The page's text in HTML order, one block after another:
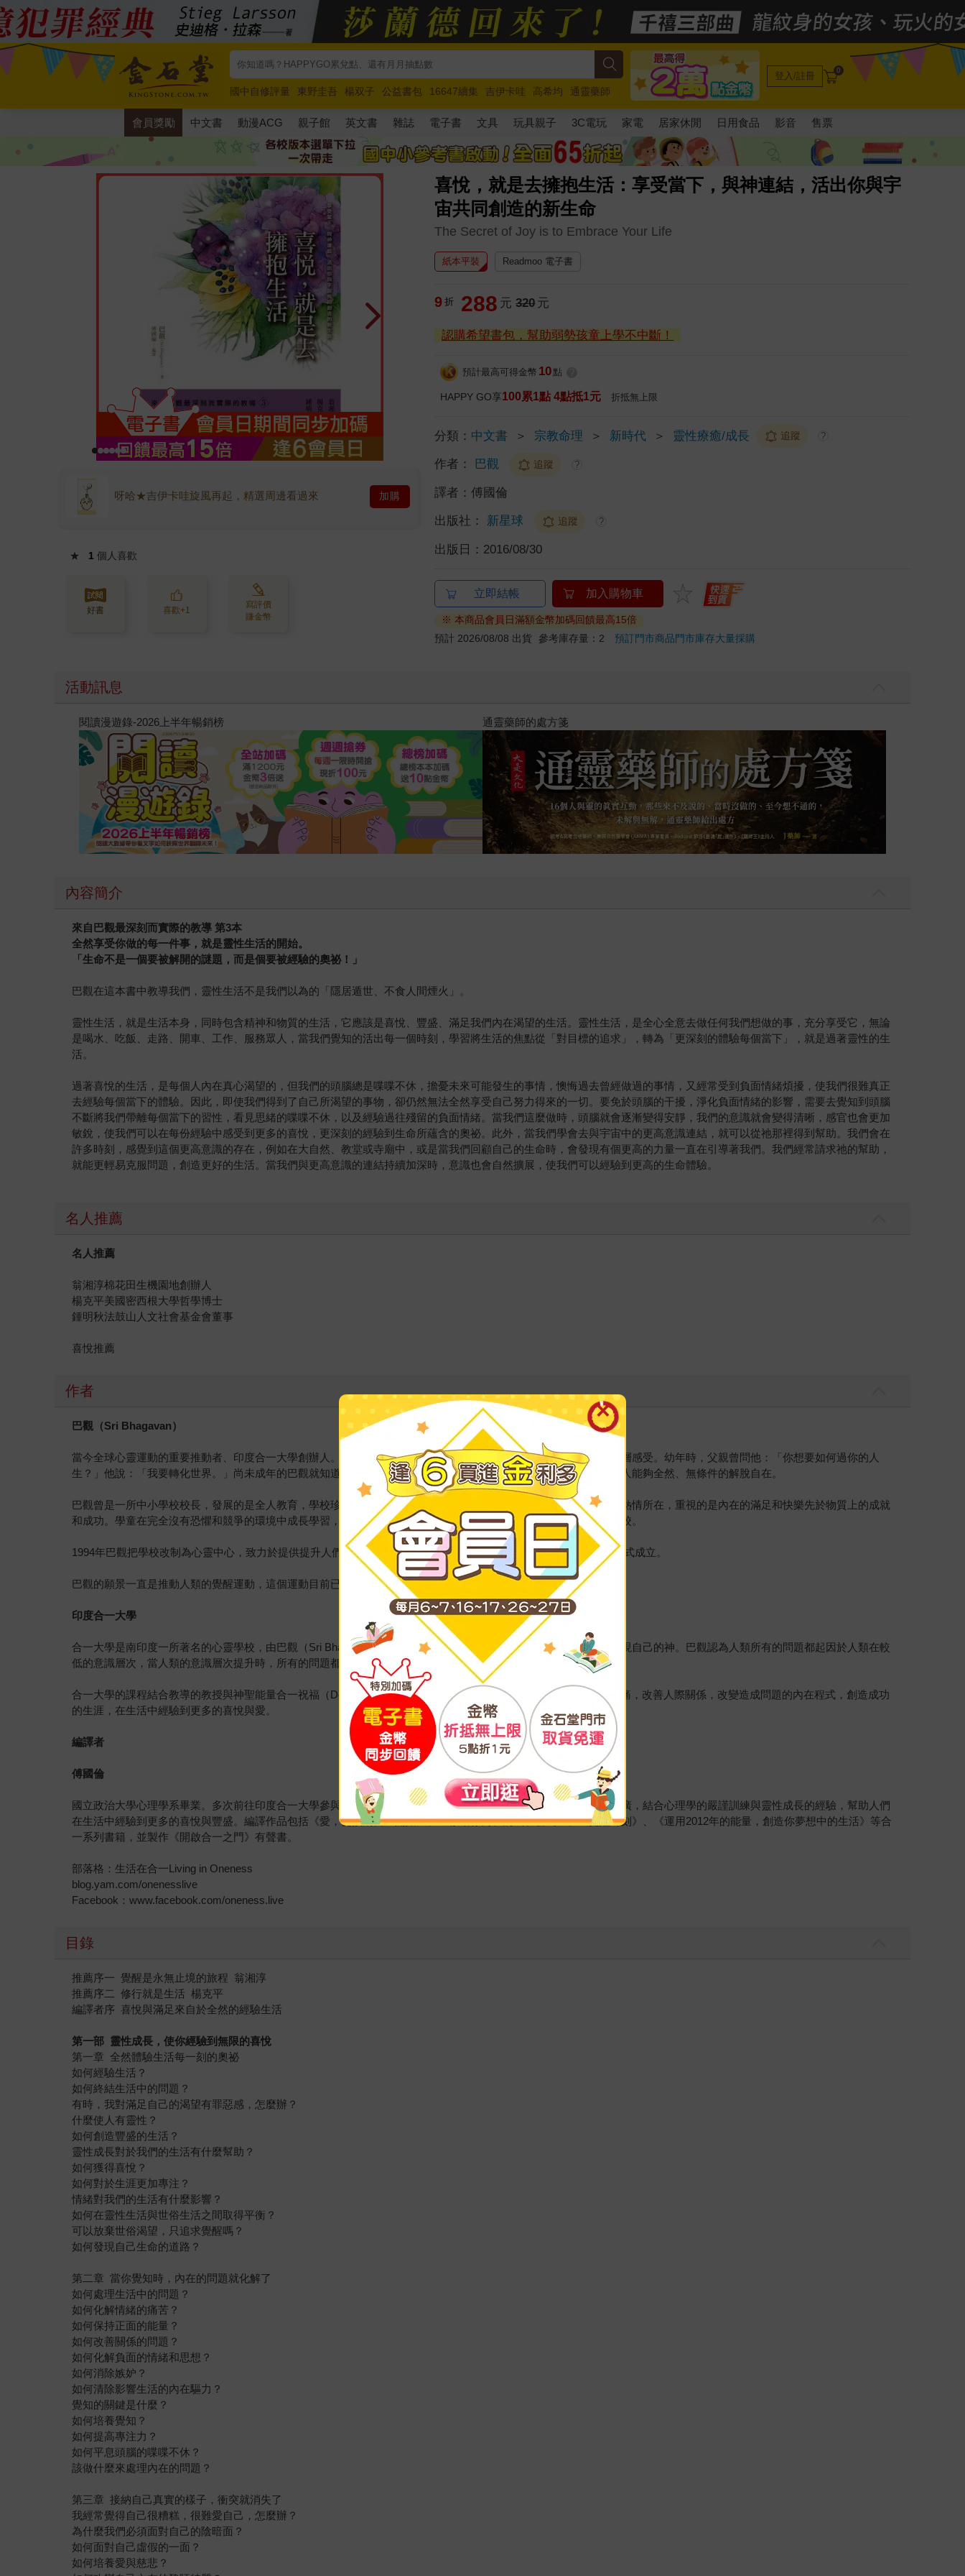
國中自修評量 東野圭吾 楊双子 公益書包 16647續集 吉伊卡哇 高希均
通靈藥師
唯紅花綻放
奧德賽 路邊攤新作 馬斯克 玩具總動員5 超慢跑
登入/註冊 0
會員獎勵 中文書 動漫ACG 親子館 英文書 雜誌 電子書 文具 玩具親子 3C電玩 家電 居家休閒 日用食品 影音 售票
喜悅，就是去擁抱生活：享受當下，與神連結，活出你與宇
宙共同創造的新生命
The Secret of Joy is to Embrace Your Life
呀哈★吉伊卡哇旋風再起，精選周邊看過來 加購
★ 1 個人喜歡
好書 喜歡+1
寫評價
賺金幣
紙本平裝 Readmoo 電子書
9 折 288 元 320 元
認購希望書包，幫助弱勢孩童上學不中斷！
預計最高可得金幣 10 點
HAPPY GO享100累1點 4點抵1元 折抵無上限
分類： 中文書 ＞ 宗教命理 ＞ 新時代 ＞ 靈性療癒/成長 追蹤 ?
作者： 巴觀 追蹤 ?
譯者：傅國倫
出版社： 新星球 追蹤 ?
出版日： 2016/08/30
立即結帳 加入購物車
※ 本商品會員日滿額金幣加碼回饋最高15倍
預計 2026/08/08 出貨 參考庫存量：2預訂門市商品門市庫存大量採購
活動訊息
閱讀漫遊錄-2026上半年暢銷榜 通靈藥師的處方箋
內容簡介
來自巴觀最深刻而實際的教導 第3本
全然享受你做的每一件事，就是靈性生活的開始。
「生命不是一個要被解開的謎題，而是個要被經驗的奧祕！」
巴觀在這本書中教導我們，靈性生活不是我們以為的「隱居遁世、不食人間煙火」。
靈性生活，就是生活本身，同時包含精神和物質的生活，它應該是喜悅、豐盛、滿足我們內在渴望的生活。靈性生活，是全心全意去做任何我們想做的事，充分享受它，無論
是喝水、吃飯、走路、開車、工作、服務眾人，當我們覺知的活出每一個時刻，學習將生活的焦點從「對目標的追求」，轉為「更深刻的體驗每個當下」，就是過著靈性的生
活。
過著喜悅的生活，是每個人內在真心渴望的，但我們的頭腦總是喋喋不休，擔憂未來可能發生的事情，懊悔過去曾經做過的事情，又經常受到負面情緒煩擾，使我們很難真正
去經驗每個當下的體驗。因此，即使我們得到了自己所渴望的事物，卻仍然無法全然享受自己努力得來的一切。要免於頭腦的干擾，淨化負面情緒的影響，需要去覺知到頭腦
不斷將我們帶離每個當下的習性，看見思緒的喋喋不休，以及經驗過往殘留的負面情緒。當我們這麼做時，頭腦就會逐漸變得安靜，我們的意識就會變得清晰，感官也會更加
敏銳，使我們可以在每份經驗中感受到更多的喜悅，更深刻的經驗到生命所蘊含的奧祕。此外，當我們學會去與宇宙中的更高意識連結，就可以從祂那裡得到幫助。我們會在
許多時刻，感覺到這個更高意識的存在，例如在大自然、教堂或寺廟中，或是當我們回顧自己的生命時，會發現有個更高的力量一直在引導著我們。我們經常請求祂的幫助，
就能更輕易克服問題，創造更好的生活。當我們與更高意識的連結持續加深時，意識也會自然擴展，使我們可以經驗到更高的生命體驗。
名人推薦
名人推薦
翁湘淳棉花田生機園地創辦人
楊克平美國密西根大學哲學博士
鍾明秋法鼓山人文社會基金會董事
喜悅推薦
作者
巴觀（Sri Bhagavan）
當今全球心靈運動的重要推動者、印度合一大學創辦人。巴觀出生在印度南部，兩、三歲時就經驗到與萬物合一的深層感受。幼年時，父親曾問他：「你想要如何過你的人
生？」他說：「我要轉化世界。」尚未成年的巴觀就知道自己的使命是要幫助人覺醒，要喚醒人進入合一意識中，使人能夠全然、無條件的解脫自在。
巴觀曾是一所中小學校校長，發展的是全人教育，學校珍視學童的生命多過於學業成績，專注於幫助學童發掘自身的熱情所在，重視的是內在的滿足和快樂先於物質上的成就
和成功。學童在完全沒有恐懼和競爭的環境中成長學習，學業成績卻也成為該地方唯一沒有人在國家考試中落榜的學校。
1994年巴觀把學校改制為心靈中心，致力於提供提升人們意識層次的課程。2002年國際性的靈性教育中心合一大學正式成立。
巴觀的願景一直是推動人類的覺醒運動，這個運動目前已在全球各地加速蔓延綻放。
印度合一大學
合一大學是南印度一所著名的心靈學校，由巴觀（Sri Bhagavan）在2002年創立。合一大學的宗旨是使人們覺醒與發現自己的神。巴觀認為人類所有的問題都起因於人類在較
低的意識層次，當人類的意識層次提升時，所有的問題都會自然得到解決。
合一大學的課程結合教導的教授與神聖能量合一祝福（Deeksha）的傳遞，幫助人們化解每個人內在的衝突，療癒傷痛，改善人際關係，改變造成問題的內在程式，創造成功
的生涯，在生活中經驗到更多的喜悅與愛。
編譯者
傅國倫
國立政治大學心理學系畢業。多次前往印度合一大學參與課程，經歷了深刻的成長和轉化。目前致力於合一教導的推廣，結合心理學的嚴謹訓練與靈性成長的經驗，幫助人們
在生活中經驗到更多的喜悅與豐盛。編譯作品包括《愛，從接納自己開始》、《啟動你內在的成功密碼》、《覺醒時刻》、《運用2012年的能量，創造你夢想中的生活》等合
一系列書籍，並製作《開啟合一之門》有聲書。
部落格：生活在合一Living in Oneness
blog.yam.com/onenesslive
Facebook：www.facebook.com/oneness.live
目錄
推薦序一 覺醒是永無止境的旅程 翁湘淳
推薦序二 修行就是生活 楊克平
編譯者序 喜悅與滿足來自於全然的經驗生活
第一部 靈性成長，使你經驗到無限的喜悅
第一章 全然體驗生活每一刻的奧祕
如何經驗生活？
如何終結生活中的問題？
有時，我對滿足自己的渴望有罪惡感，怎麼辦？
什麼使人有靈性？
如何創造豐盛的生活？
靈性成長對於我們的生活有什麼幫助？
如何獲得喜悅？
如何對於生涯更加專注？
情緒對我們的生活有什麼影響？
如何在靈性生活與世俗生活之間取得平衡？
可以放棄世俗渴望，只追求覺醒嗎？
如何發現自己生命的道路？
第二章 當你覺知時，內在的問題就化解了
如何處理生活中的問題？
如何化解情緒的痛苦？
如何保持正面的能量？
如何改善關係的問題？
如何化解負面的情緒和思想？
如何消除嫉妒？
如何清除影響生活的內在驅力？
覺知的關鍵是什麼？
如何培養覺知？
如何提高專注力？
如何平息頭腦的喋喋不休？
該做什麼來處理內在的問題？
第三章 接納自己真實的樣子，衝突就消失了
我經常覺得自己很糟糕，很難愛自己，怎麼辦？
為什麼我們必須面對自己的陰暗面？
如何面對自己虛假的一面？
如何培養愛與慈悲？